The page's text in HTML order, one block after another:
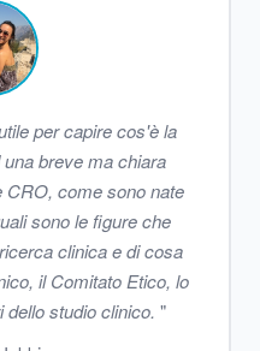
per capire cos'è la
breve ma chiara
CRO, come sono nate
sono le figure che
clinica e di cosa
il Comitato Etico, lo
studio clinico. "